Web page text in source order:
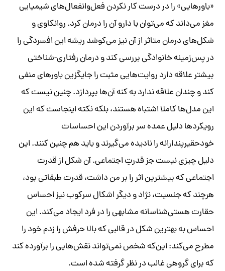
«باورهایی» را در درست کار نکردن فعل‌وانفعال‌های شیمیایی
مغز می‌داند که می‌توان با دارو آن را درمان کرد. روانکاوی و
شکل‌های درمان متاثر از آن نیز می‌کوشد ریشه این افسردگی را
در پس‌زمینه خانوادگی بررسی کند و درمان رفتاری-شناختی
بیشتر علاقه دارد روایت‌هایی مثبت را جایگزین باورهای منفی
کند و چندان علاقه ندارد به کنه آن‌ها بپردازد. چنین نیست که
این مدل‌ها کاملا اشتباه هستند، بلکه نکته اینجاست که این
رویکردها دلیل عمده سر برآوردن این احساسات
خودحقیر‌پندارانه را نادیده می‌گیرند و باید هم چنین کنند. این
دلیل چیزی نیست جز قدرتِ اجتماعی. آن شکل از قدرت
اجتماعی که بیشترین اثر را بر من داشت، قدرت طبقاتی بود،
هرچند که جنسیت، ‌نژاد و دیگر اشکال سرکوب نیز احساس
حقارت هستی‌شناسانه مشابهی را در فرد ایجاد می‌کند. این
احساس به بهترین شکل در قالبی که بالا حرفش را زدم خود را
مطرح می‌کند:‌ این‌که شخص نمی‌تواند نقش‌هایی را برآورده کند
که برای گروهی غالب در نظر گرفته شده است.